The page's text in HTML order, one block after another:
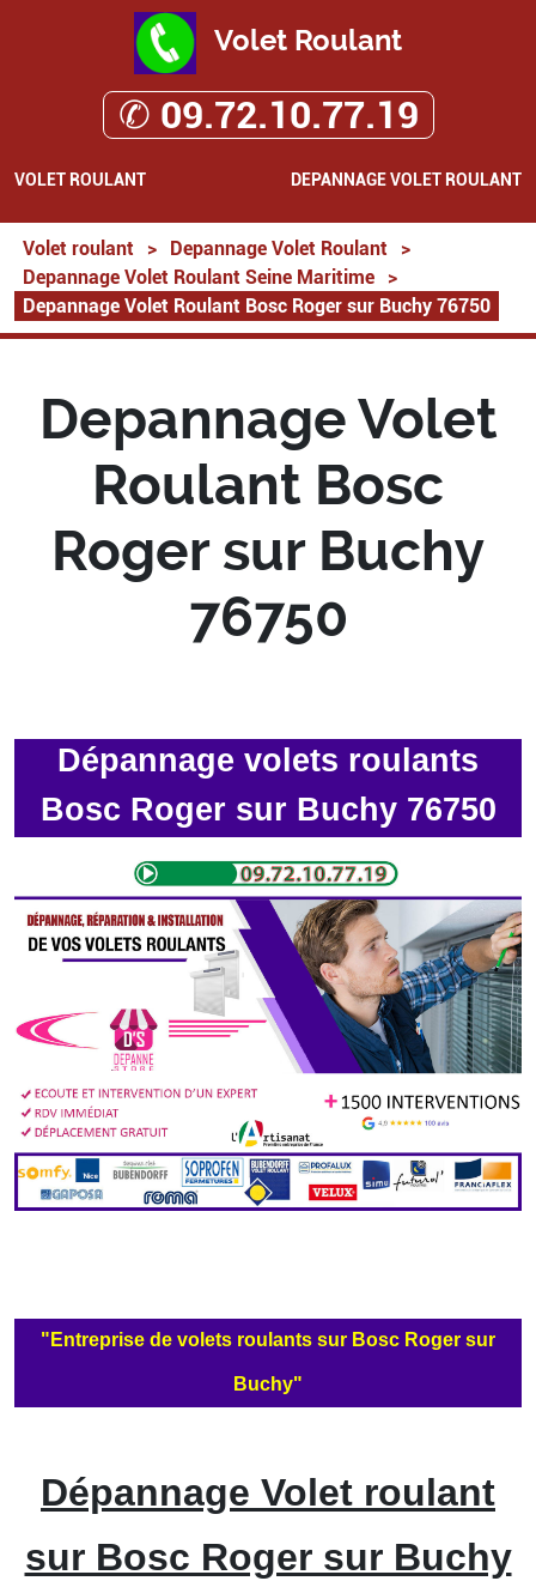
Volet Roulant
✆ 09.72.10.77.19
VOLET ROULANT DEPANNAGE VOLET ROULANT
Volet roulant > Depannage Volet Roulant
>
Depannage Volet Roulant Seine Maritime
>
Depannage Volet Roulant Bosc Roger sur Buchy 76750
Depannage Volet
Roulant Bosc
Roger sur Buchy
76750
Dépannage volets roulants
Bosc Roger sur Buchy 76750
"Entreprise de volets roulants sur Bosc Roger sur
Buchy"
Dépannage Volet roulant
sur Bosc Roger sur Buchy